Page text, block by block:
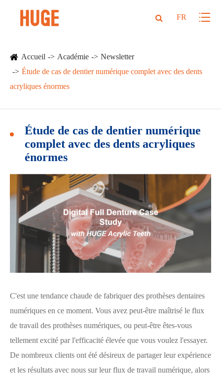
FR
Accueil Académie
Newsletter
Étude de cas de dentier numérique complet avec des dents
acryliques énormes
Étude de cas de dentier numérique
complet avec des dents acryliques
énormes
C'est une tendance chaude de fabriquer des prothèses dentaires
numériques en ce moment. Vous avez peut-être maîtrisé le flux
de travail des prothèses numériques, ou peut-être êtes-vous
tellement excité par l'efficacité élevée que vous voulez l'essayer.
De nombreux clients ont été désireux de partager leur expérience
et les résultats avec nous sur leur flux de travail numérique, alors